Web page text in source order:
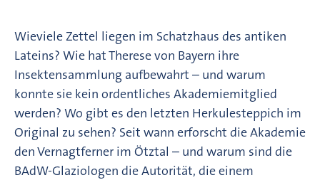
Wieviele Zettel liegen im Schatzhaus des antiken
Lateins? Wie hat Therese von Bayern ihre
Insektensammlung aufbewahrt – und warum
konnte sie kein ordentliches Akademiemitglied
werden? Wo gibt es den letzten Herkulesteppich im
Original zu sehen? Seit wann erforscht die Akademie
den Vernagtferner im Ötztal – und warum sind die
BAdW-Glaziologen die Autorität, die einem